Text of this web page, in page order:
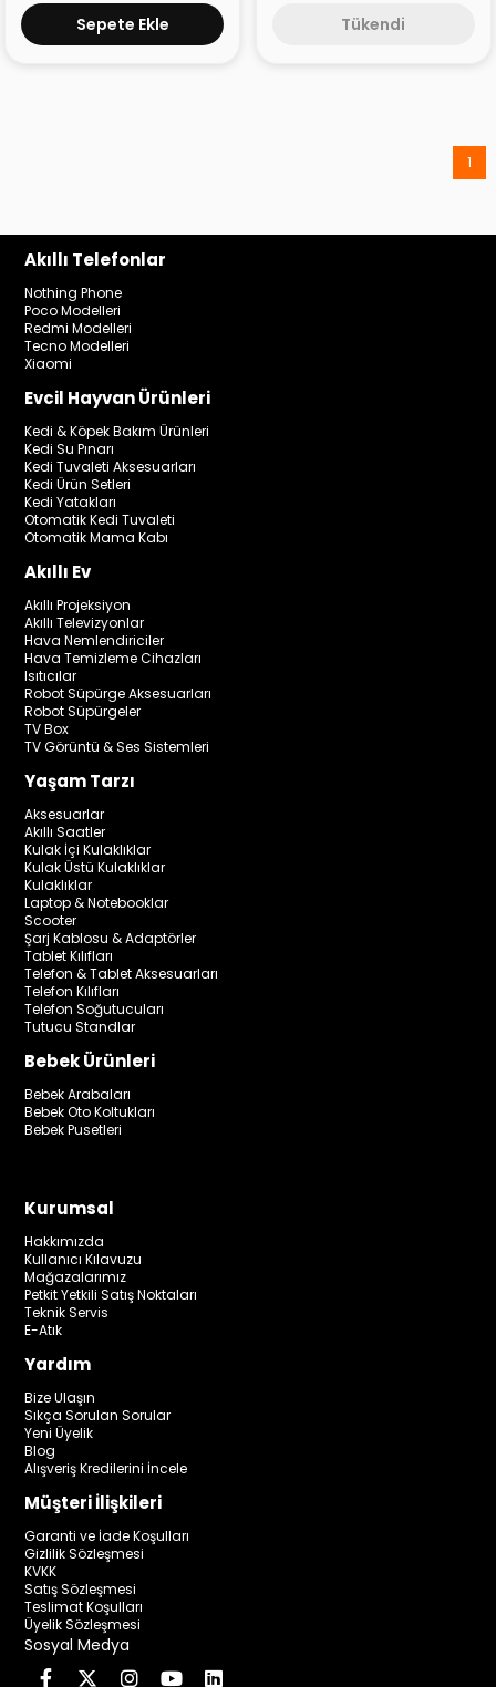
Sepete Ekle Tükendi
1
Akıllı Telefonlar
Nothing Phone
Poco Modelleri
Redmi Modelleri
Tecno Modelleri
Xiaomi
Evcil Hayvan Ürünleri
Kedi & Köpek Bakım Ürünleri
Kedi Su Pınarı
Kedi Tuvaleti Aksesuarları
Kedi Ürün Setleri
Kedi Yatakları
Otomatik Kedi Tuvaleti
Otomatik Mama Kabı
Akıllı Ev
Akıllı Projeksiyon
Akıllı Televizyonlar
Hava Nemlendiriciler
Hava Temizleme Cihazları
Isıtıcılar
Robot Süpürge Aksesuarları
Robot Süpürgeler
TV Box
TV Görüntü & Ses Sistemleri
Yaşam Tarzı
Aksesuarlar
Akıllı Saatler
Kulak İçi Kulaklıklar
Kulak Üstü Kulaklıklar
Kulaklıklar
Laptop & Notebooklar
Scooter
Şarj Kablosu & Adaptörler
Tablet Kılıfları
Telefon & Tablet Aksesuarları
Telefon Kılıfları
Telefon Soğutucuları
Tutucu Standlar
Bebek Ürünleri
Bebek Arabaları
Bebek Oto Koltukları
Bebek Pusetleri
Kurumsal
Hakkımızda
Kullanıcı Kılavuzu
Mağazalarımız
Petkit Yetkili Satış Noktaları
Teknik Servis
E-Atık
Yardım
Bize Ulaşın
Sıkça Sorulan Sorular
Yeni Üyelik
Blog
Alışveriş Kredilerini İncele
Müşteri İlişkileri
Garanti ve İade Koşulları
Gizlilik Sözleşmesi
KVKK
Satış Sözleşmesi
Teslimat Koşulları
Üyelik Sözleşmesi
Sosyal Medya